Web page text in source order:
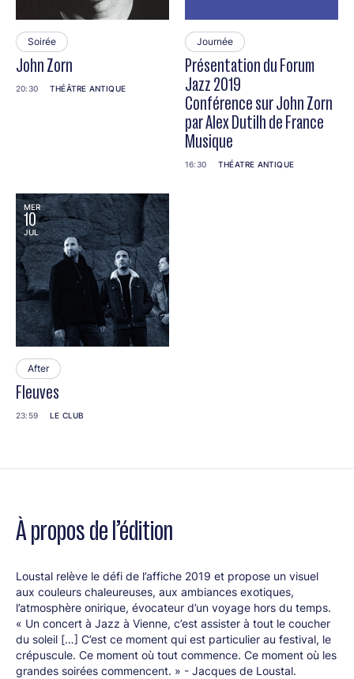
Soirée
John Zorn
20:30 THÉÂTRE ANTIQUE
Journée
Présentation du Forum
Jazz 2019
Conférence sur John Zorn
par Alex Dutilh de France
Musique
16:30 THÉATRE ANTIQUE
MER
10
JUL
After
Fleuves
23:59 LE CLUB
À propos de l’édition
Loustal relève le défi de l’affiche 2019 et propose un visuel
aux couleurs chaleureuses, aux ambiances exotiques,
l’atmosphère onirique, évocateur d’un voyage hors du temps.
« Un concert à Jazz à Vienne, c’est assister à tout le coucher
du soleil […] C’est ce moment qui est particulier au festival, le
crépuscule. Ce moment où tout commence. Ce moment où les
grandes soirées commencent. » - Jacques de Loustal.